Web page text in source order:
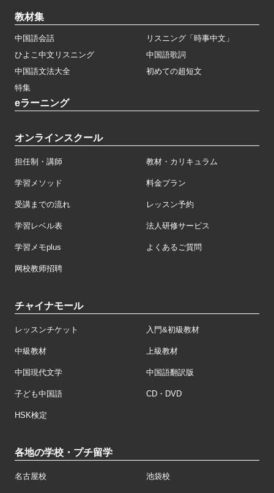
教材集
中国語会話
リスニング「時事中文」
ひよこ中文リスニング
中国語歌詞
中国語文法大全
初めての超短文
特集
eラーニング
オンラインスクール
担任制・講師 教材・カリキュラム
学習メソッド 料金プラン
受講までの流れ レッスン予約
学習レベル表 法人研修サービス
学習メモplus よくあるご質問
网校教师招聘
チャイナモール
レッスンチケット 入門&初級教材
中級教材 上級教材
中国現代文学 中国語翻訳版
子ども中国語 CD・DVD
HSK検定
各地の学校・プチ留学
名古屋校 池袋校